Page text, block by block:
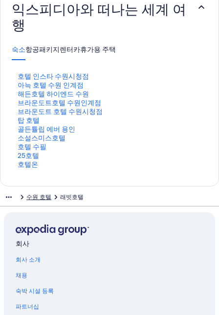
익스피디아와 떠나는 세계 여
행
숙소항공패키지렌터카휴가용 주택
호텔 인스타 수원시청점
호
텔
인
스
타
수
원
시
청
점
페
여
는
크
아늑 호텔 수원 인계점
아
늑
호
텔
수
원
인
계
점
페
여
는
크
해든호텔 하이엔드 수원
해
든
호
텔
하
이
엔
드
수
지
를
는
링
크
브라운도트호텔 수원인계점
브
라
운
도
트
호
텔
수
점
페
지
를
여
링
브라운도트 호텔 수원시청점
브
라
운
도
트
호
텔
청
점
이
지
를
는
크
탑 호텔
탑
호
텔
페
이
지
링
크
골든튤립 에버 용인
골
든
튤
립
에
페
이
를
여
는
크
소설스미스호텔
소
설
스
미
페
이
를
여
는
크
호텔 수필
호
텔
수
지
를
는
링
크
25호텔
2
5
이
지
여
는
링
호텔온
호
이
지
여
는
링
수원 호텔 래빗호텔
회사
회사 소개
채용
숙박 시설 등록
파트너십